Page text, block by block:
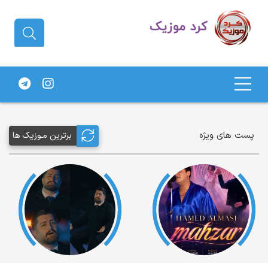
های کردی
پست های ویژه برترین مـوزیک ها